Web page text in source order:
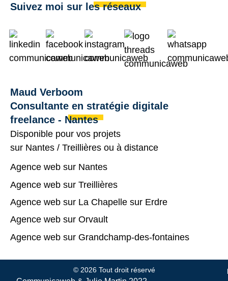
Maud Verboom
Consultante en stratégie digitale
freelance - Nantes
Disponible pour vos projets
sur Nantes / Treillières ou à distance
Agence web sur Nantes
Agence web sur Treillières
Agence web sur La Chapelle sur Erdre
Agence web sur Orvault
Agence web sur Grandchamp-des-fontaines
Suivez moi sur les réseaux
© 2026 Tout droit réservé